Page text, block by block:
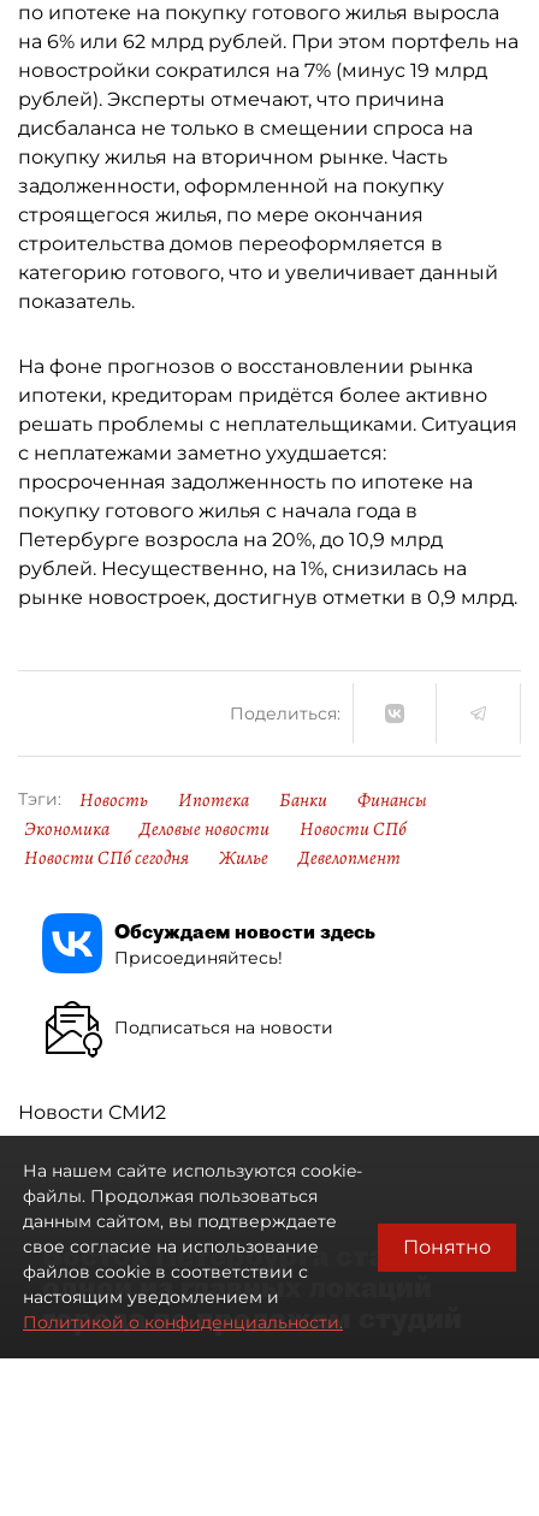
по ипотеке на покупку готового жилья выросла
на 6% или 62 млрд рублей. При этом портфель на
новостройки сократился на 7% (минус 19 млрд
рублей). Эксперты отмечают, что причина
дисбаланса не только в смещении спроса на
покупку жилья на вторичном рынке. Часть
задолженности, оформленной на покупку
строящегося жилья, по мере окончания
строительства домов переоформляется в
категорию готового, что и увеличивает данный
показатель.
На фоне прогнозов о восстановлении рынка
ипотеки, кредиторам придётся более активно
решать проблемы с неплательщиками. Ситуация
с неплатежами заметно ухудшается:
просроченная задолженность по ипотеке на
покупку готового жилья с начала года в
Петербурге возросла на 20%, до 10,9 млрд
рублей. Несущественно, на 1%, снизилась на
рынке новостроек, достигнув отметки в 0,9 млрд.
Поделиться:
Тэги: Новость Ипотека Банки
Финансы
Экономика
Деловые новости
Новости СПб
Новости СПб сегодня
Жилье Девелопмент
Обсуждаем новости здесь
Присоединяйтесь!
Подписаться на новости
Новости СМИ2
Восток Петербурга стал
одной из главных локаций
города по продажам студий
На нашем сайте используются cookie-
файлы. Продолжая пользоваться
данным сайтом, вы подтверждаете
свое согласие на использование
файлов cookie в соответствии с
настоящим уведомлением и
Политикой о конфиденциальности.
Понятно